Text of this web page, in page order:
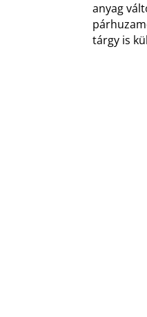
anyag
tárgy is